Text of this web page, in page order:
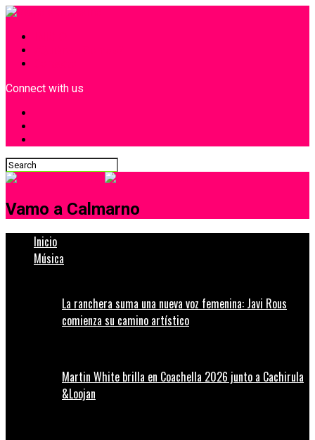
Connect with us
Vamo a Calmarno
Inicio
Música
La ranchera suma una nueva voz femenina: Javi Rous
comienza su camino artístico
Martin White brilla en Coachella 2026 junto a Cachirula
&Loojan